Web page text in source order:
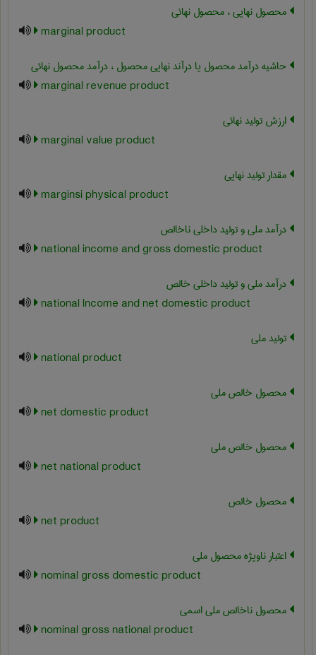
محصول نهایی ، محصول نهائی
marginal product
حاشیه درآمد محصول یا درآند نهایی محصول ، درآمد محصول نهائی
marginal revenue product
ارزش تولید نهائی
marginal value product
مقدار تولید نهایی
marginsi physical product
درآمد ملی و تولید داخلی ناخالص
national income and gross domestic product
درآمد ملی و تولید داخلی خالص
national lncome and net domestic product
تولید ملی
national product
محصول خالص ملی
net domestic product
محصول خالص ملی
net national product
محصول خالص
net product
اعتبار ناویژه محصول ملی
nominal gross domestic product
محصول ناخالص ملی اسمی
nominal gross national product